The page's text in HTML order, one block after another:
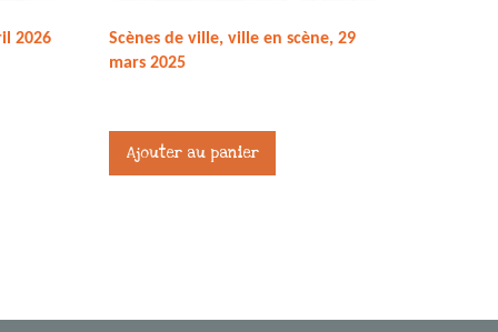
2026
Scènes de ville, ville en scène, 29
mars 2025
Ajouter au panier